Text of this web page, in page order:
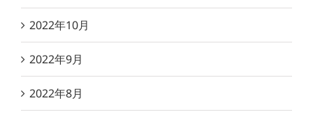
2022年10月
2022年9月
2022年8月